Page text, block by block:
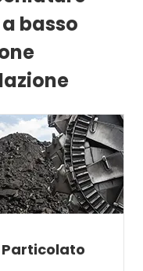
basso
Particolato